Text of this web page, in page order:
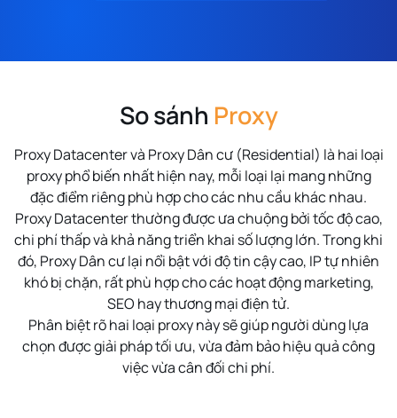
So sánh Proxy
Proxy Datacenter và Proxy Dân cư (Residential) là hai loại
proxy phổ biến nhất hiện nay, mỗi loại lại mang những
đặc điểm riêng phù hợp cho các nhu cầu khác nhau.
Proxy Datacenter thường được ưa chuộng bởi tốc độ cao,
chi phí thấp và khả năng triển khai số lượng lớn. Trong khi
đó, Proxy Dân cư lại nổi bật với độ tin cậy cao, IP tự nhiên
khó bị chặn, rất phù hợp cho các hoạt động marketing,
SEO hay thương mại điện tử.
Phân biệt rõ hai loại proxy này sẽ giúp người dùng lựa
chọn được giải pháp tối ưu, vừa đảm bảo hiệu quả công
việc vừa cân đối chi phí.